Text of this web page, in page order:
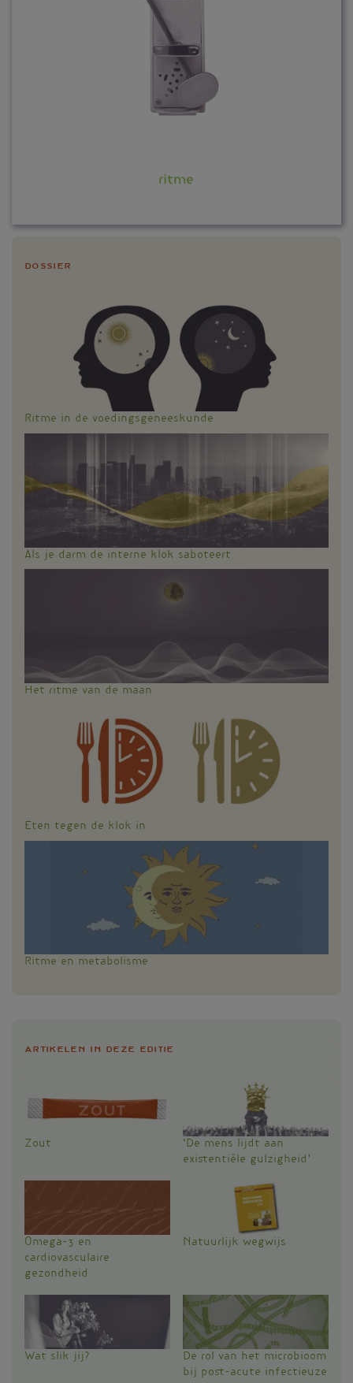
Dossier
Ritme in de voedingsgeneeskunde
Als je darm de interne klok saboteert
Het ritme van de maan
Eten tegen de klok in
Ritme en metabolisme
Artikelen in deze editie
Zout
‘De mens lijdt aan
existentiële gulzigheid’
Omega-3 en
cardiovasculaire
gezondheid
Natuurlijk wegwijs
Wat slik jij?
De rol van het microbioom
bij post-acute infectieuze